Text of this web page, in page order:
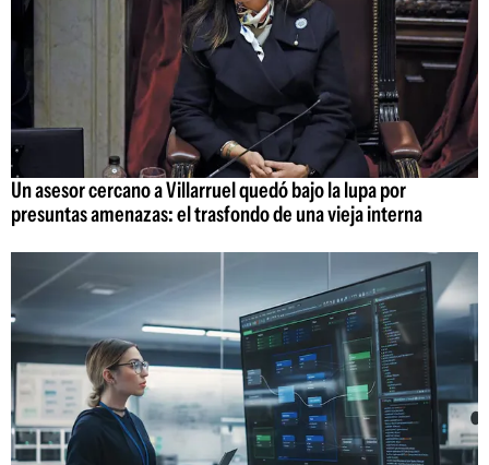
Un asesor cercano a Villarruel quedó bajo la lupa por
presuntas amenazas: el trasfondo de una vieja interna